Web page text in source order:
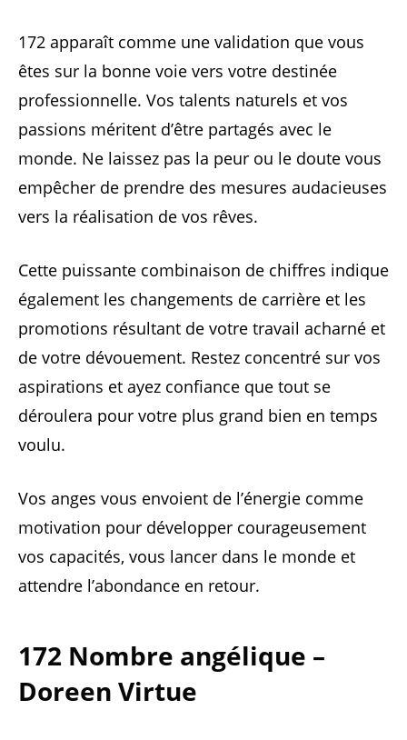
172 apparaît comme une validation que vous
êtes sur la bonne voie vers votre destinée
professionnelle. Vos talents naturels et vos
passions méritent d’être partagés avec le
monde. Ne laissez pas la peur ou le doute vous
empêcher de prendre des mesures audacieuses
vers la réalisation de vos rêves.
Cette puissante combinaison de chiffres indique
également les changements de carrière et les
promotions résultant de votre travail acharné et
de votre dévouement. Restez concentré sur vos
aspirations et ayez confiance que tout se
déroulera pour votre plus grand bien en temps
voulu.
Vos anges vous envoient de l’énergie comme
motivation pour développer courageusement
vos capacités, vous lancer dans le monde et
attendre l’abondance en retour.
172 Nombre angélique –
Doreen Virtue